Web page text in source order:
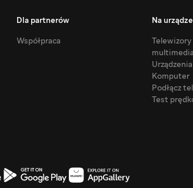
Dla partnerów
Współpraca
Na
Komputer
Podłącz
Test